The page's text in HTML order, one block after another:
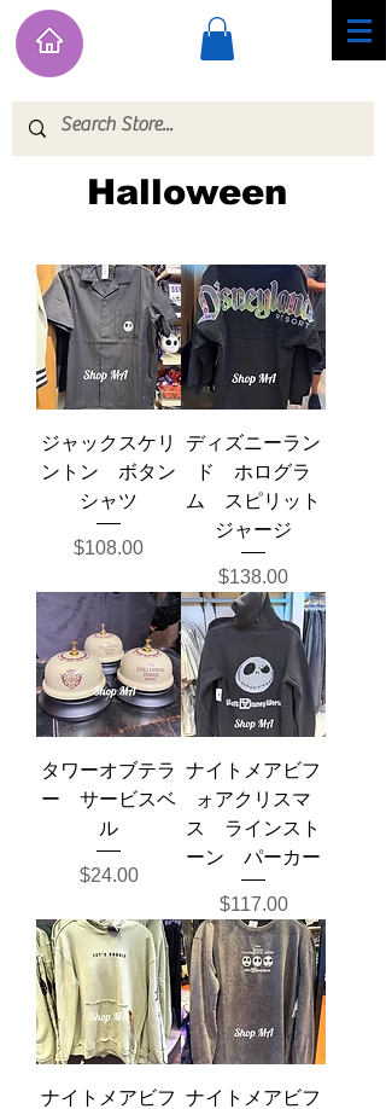
Halloween
ジャックスケリ
ントン ボタン
シャツ
Price
$108.00
ディズニーラン
ド ホログラ
ム スピリット
ジャージ
Price
$138.00
タワーオブテラ
ー サービスベ
ル
Price
$24.00
ナイトメアビフ
ォアクリスマ
ス ラインスト
ーン パーカー
Price
$117.00
ナイトメアビフ ナイトメアビフ